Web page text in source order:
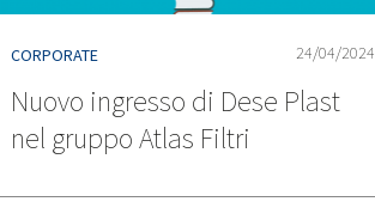
CORPORATE 24/04/2024
Nuovo ingresso di Dese Plast
nel gruppo Atlas Filtri